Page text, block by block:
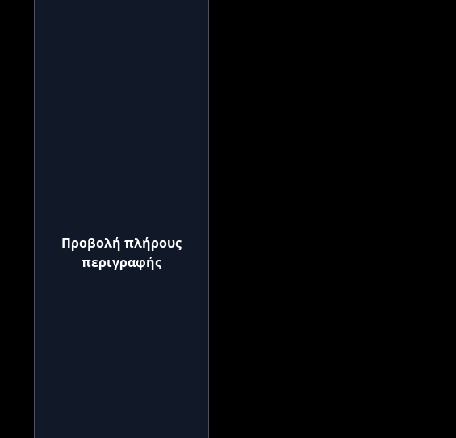
Προβολή πλήρους
περιγραφής